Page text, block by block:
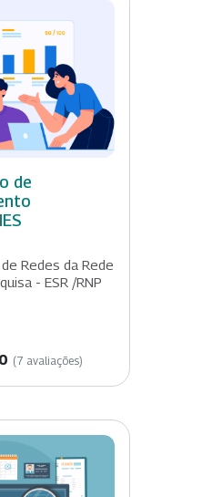
de
Redes da Rede
- ESR /RNP
(7 avaliações)